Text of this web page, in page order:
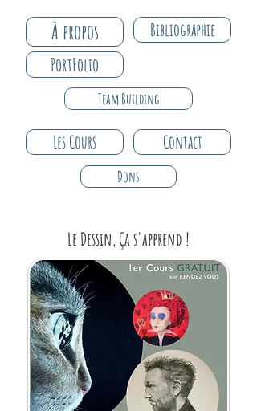
À propos Bibliographie
PortFolio
Team Building
Les Cours Contact
Dons
Le Dessin, Ça s'apprend !